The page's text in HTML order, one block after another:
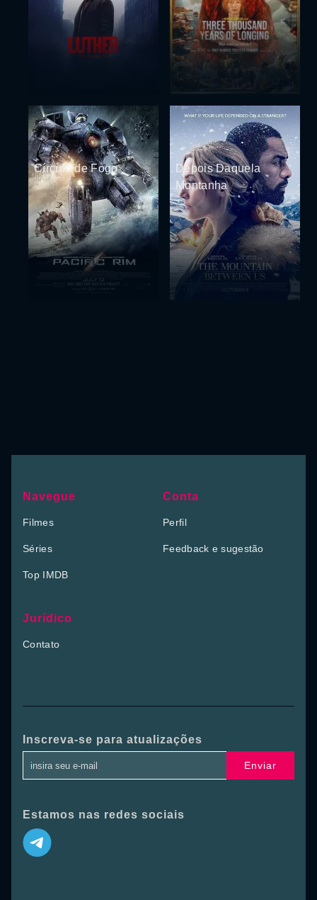
Círculo de Fogo
Depois Daquela
Montanha
Navegue
Filmes
Séries
Top IMDB
Conta
Perfil
Feedback e sugestão
Jurídico
Contato
Inscreva-se para atualizações
Enviar
Estamos nas redes sociais